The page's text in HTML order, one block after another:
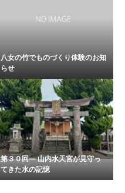
八女の竹でものづくり体験のお知
らせ
第３０回― 山内水天宮が見守っ
てきた水の記憶